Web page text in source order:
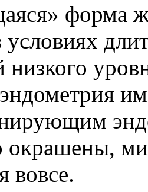
форма
условиях
низкого
окрашены,
вовсе.